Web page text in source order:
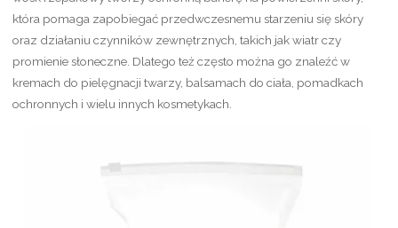
która pomaga zapobiegać przedwczesnemu starzeniu się skóry
oraz działaniu czynników zewnętrznych, takich jak wiatr czy
promienie słoneczne. Dlatego też często można go znaleźć w
kremach do pielęgnacji twarzy, balsamach do ciała, pomadkach
ochronnych i wielu innych kosmetykach.